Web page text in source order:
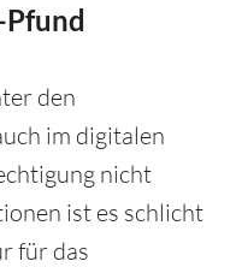
den
im digitalen
nicht
ist es schlicht
für das